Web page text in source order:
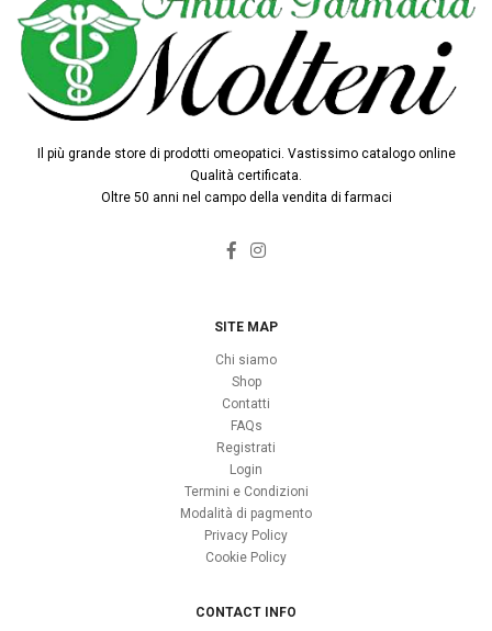
Il più grande store di prodotti omeopatici. Vastissimo catalogo online
Qualità certificata.
Oltre 50 anni nel campo della vendita di farmaci
SITE MAP
Chi siamo
Shop
Contatti
FAQs
Registrati
Login
Termini e Condizioni
Modalità di pagmento
Privacy Policy
Cookie Policy
CONTACT INFO